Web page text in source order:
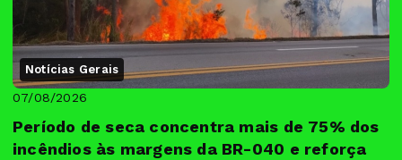
Notícias Gerais
07/08/2026
Período de seca concentra mais de 75% dos
incêndios às margens da BR-040 e reforça